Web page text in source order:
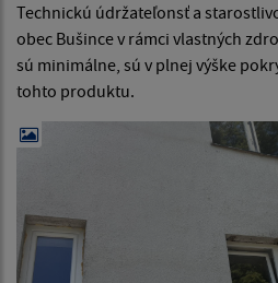
Technickú údržateľonsť a
obec Bušince v rámci vlastných
sú minimálne, sú v plnej výške
tohto produktu.